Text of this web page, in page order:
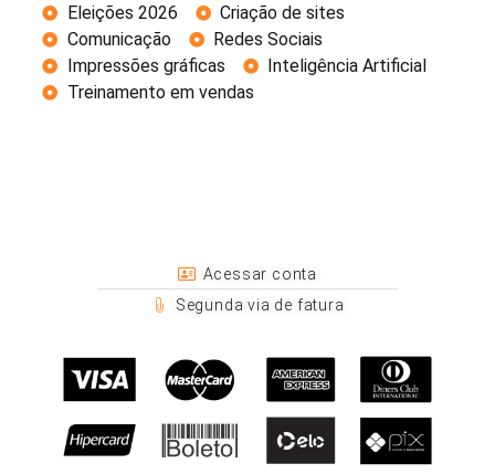
Eleições 2026
Criação de sites
Comunicação
Redes Sociais
Impressões gráficas
Inteligência Artificial
Treinamento em vendas
Acessar conta
Segunda via de fatura